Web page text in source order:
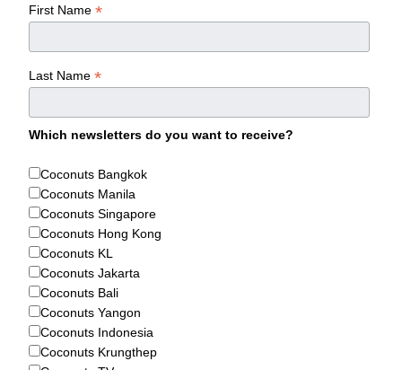
First Name*
Last Name*
Which newsletters do you want to receive?
Coconuts Bangkok
Coconuts Manila
Coconuts Singapore
Coconuts Hong Kong
Coconuts KL
Coconuts Jakarta
Coconuts Bali
Coconuts Yangon
Coconuts Indonesia
Coconuts Krungthep